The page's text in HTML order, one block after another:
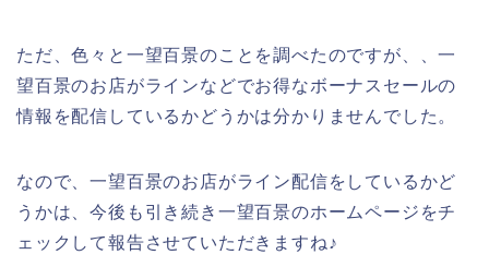
ただ、色々と一望百景のことを調べたのですが、、一
望百景のお店がラインなどでお得なボーナスセールの
情報を配信しているかどうかは分かりませんでした。
なので、一望百景のお店がライン配信をしているかど
うかは、今後も引き続き一望百景のホームページをチ
ェックして報告させていただきますね♪